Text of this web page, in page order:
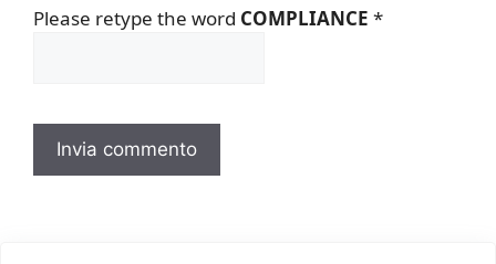
Please retype the word COMPLIANCE *